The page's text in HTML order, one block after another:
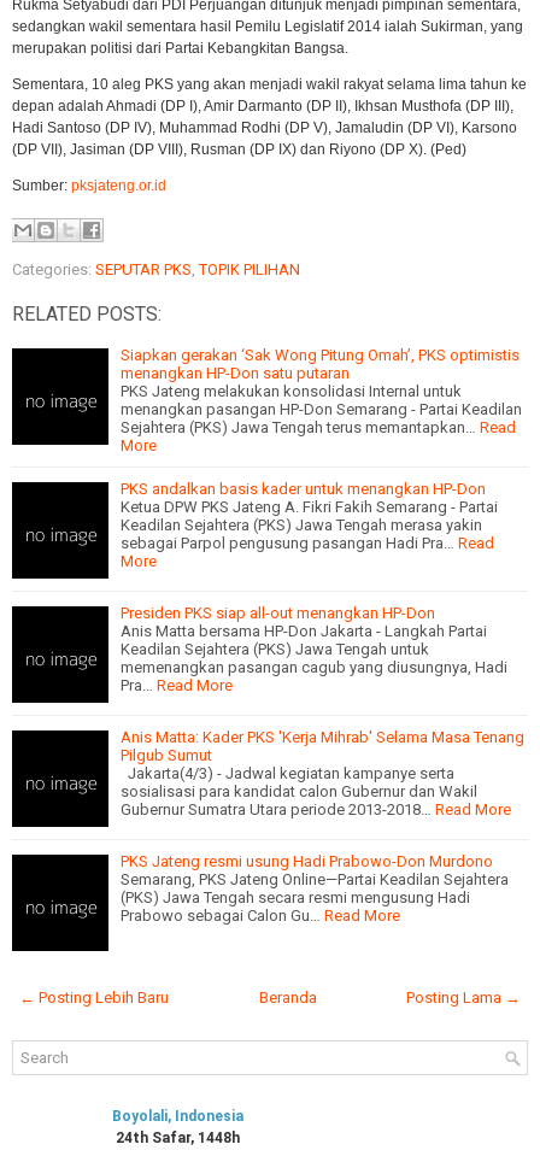
Rukma Setyabudi dari PDI Perjuangan ditunjuk menjadi pimpinan sementara,
sedangkan wakil sementara hasil Pemilu Legislatif 2014 ialah Sukirman, yang
merupakan politisi dari Partai Kebangkitan Bangsa.
Sementara, 10 aleg PKS yang akan menjadi wakil rakyat selama lima tahun ke
depan adalah Ahmadi (DP I), Amir Darmanto (DP II), Ikhsan Musthofa (DP III),
Hadi Santoso (DP IV), Muhammad Rodhi (DP V), Jamaludin (DP VI), Karsono
(DP VII), Jasiman (DP VIII), Rusman (DP IX) dan Riyono (DP X). (Ped)
Sumber: pksjateng.or.id
Categories: SEPUTAR PKS,TOPIK PILIHAN
RELATED POSTS:
Siapkan gerakan ‘Sak Wong Pitung Omah’, PKS optimistis
menangkan HP-Don satu putaran
PKS Jateng melakukan konsolidasi Internal untuk
menangkan pasangan HP-Don Semarang - Partai Keadilan
Sejahtera (PKS) Jawa Tengah terus memantapkan… Read
More
PKS andalkan basis kader untuk menangkan HP-Don
Ketua DPW PKS Jateng A. Fikri Fakih Semarang - Partai
Keadilan Sejahtera (PKS) Jawa Tengah merasa yakin
sebagai Parpol pengusung pasangan Hadi Pra… Read
More
Presiden PKS siap all-out menangkan HP-Don
Anis Matta bersama HP-Don Jakarta - Langkah Partai
Keadilan Sejahtera (PKS) Jawa Tengah untuk
memenangkan pasangan cagub yang diusungnya, Hadi
Pra… Read More
Anis Matta: Kader PKS 'Kerja Mihrab' Selama Masa Tenang
Pilgub Sumut
Jakarta(4/3) - Jadwal kegiatan kampanye serta
sosialisasi para kandidat calon Gubernur dan Wakil
Gubernur Sumatra Utara periode 2013-2018… Read More
PKS Jateng resmi usung Hadi Prabowo-Don Murdono
Semarang, PKS Jateng Online—Partai Keadilan Sejahtera
(PKS) Jawa Tengah secara resmi mengusung Hadi
Prabowo sebagai Calon Gu… Read More
← Posting Lebih Baru Posting Lama →
Beranda